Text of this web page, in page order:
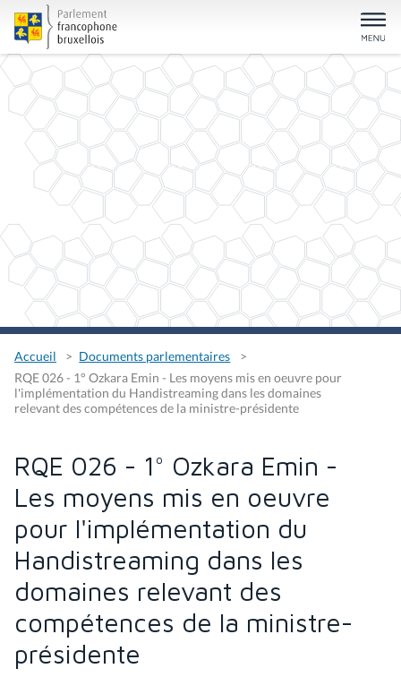
Accueil
Documents parlementaires
RQE 026 - 1° Ozkara Emin - Les moyens mis en oeuvre pour
l'implémentation du Handistreaming dans les domaines
relevant des compétences de la ministre-présidente
RQE 026 - 1° Ozkara Emin -
Les moyens mis en oeuvre
pour l'implémentation du
Handistreaming dans les
domaines relevant des
compétences de la ministre-
présidente